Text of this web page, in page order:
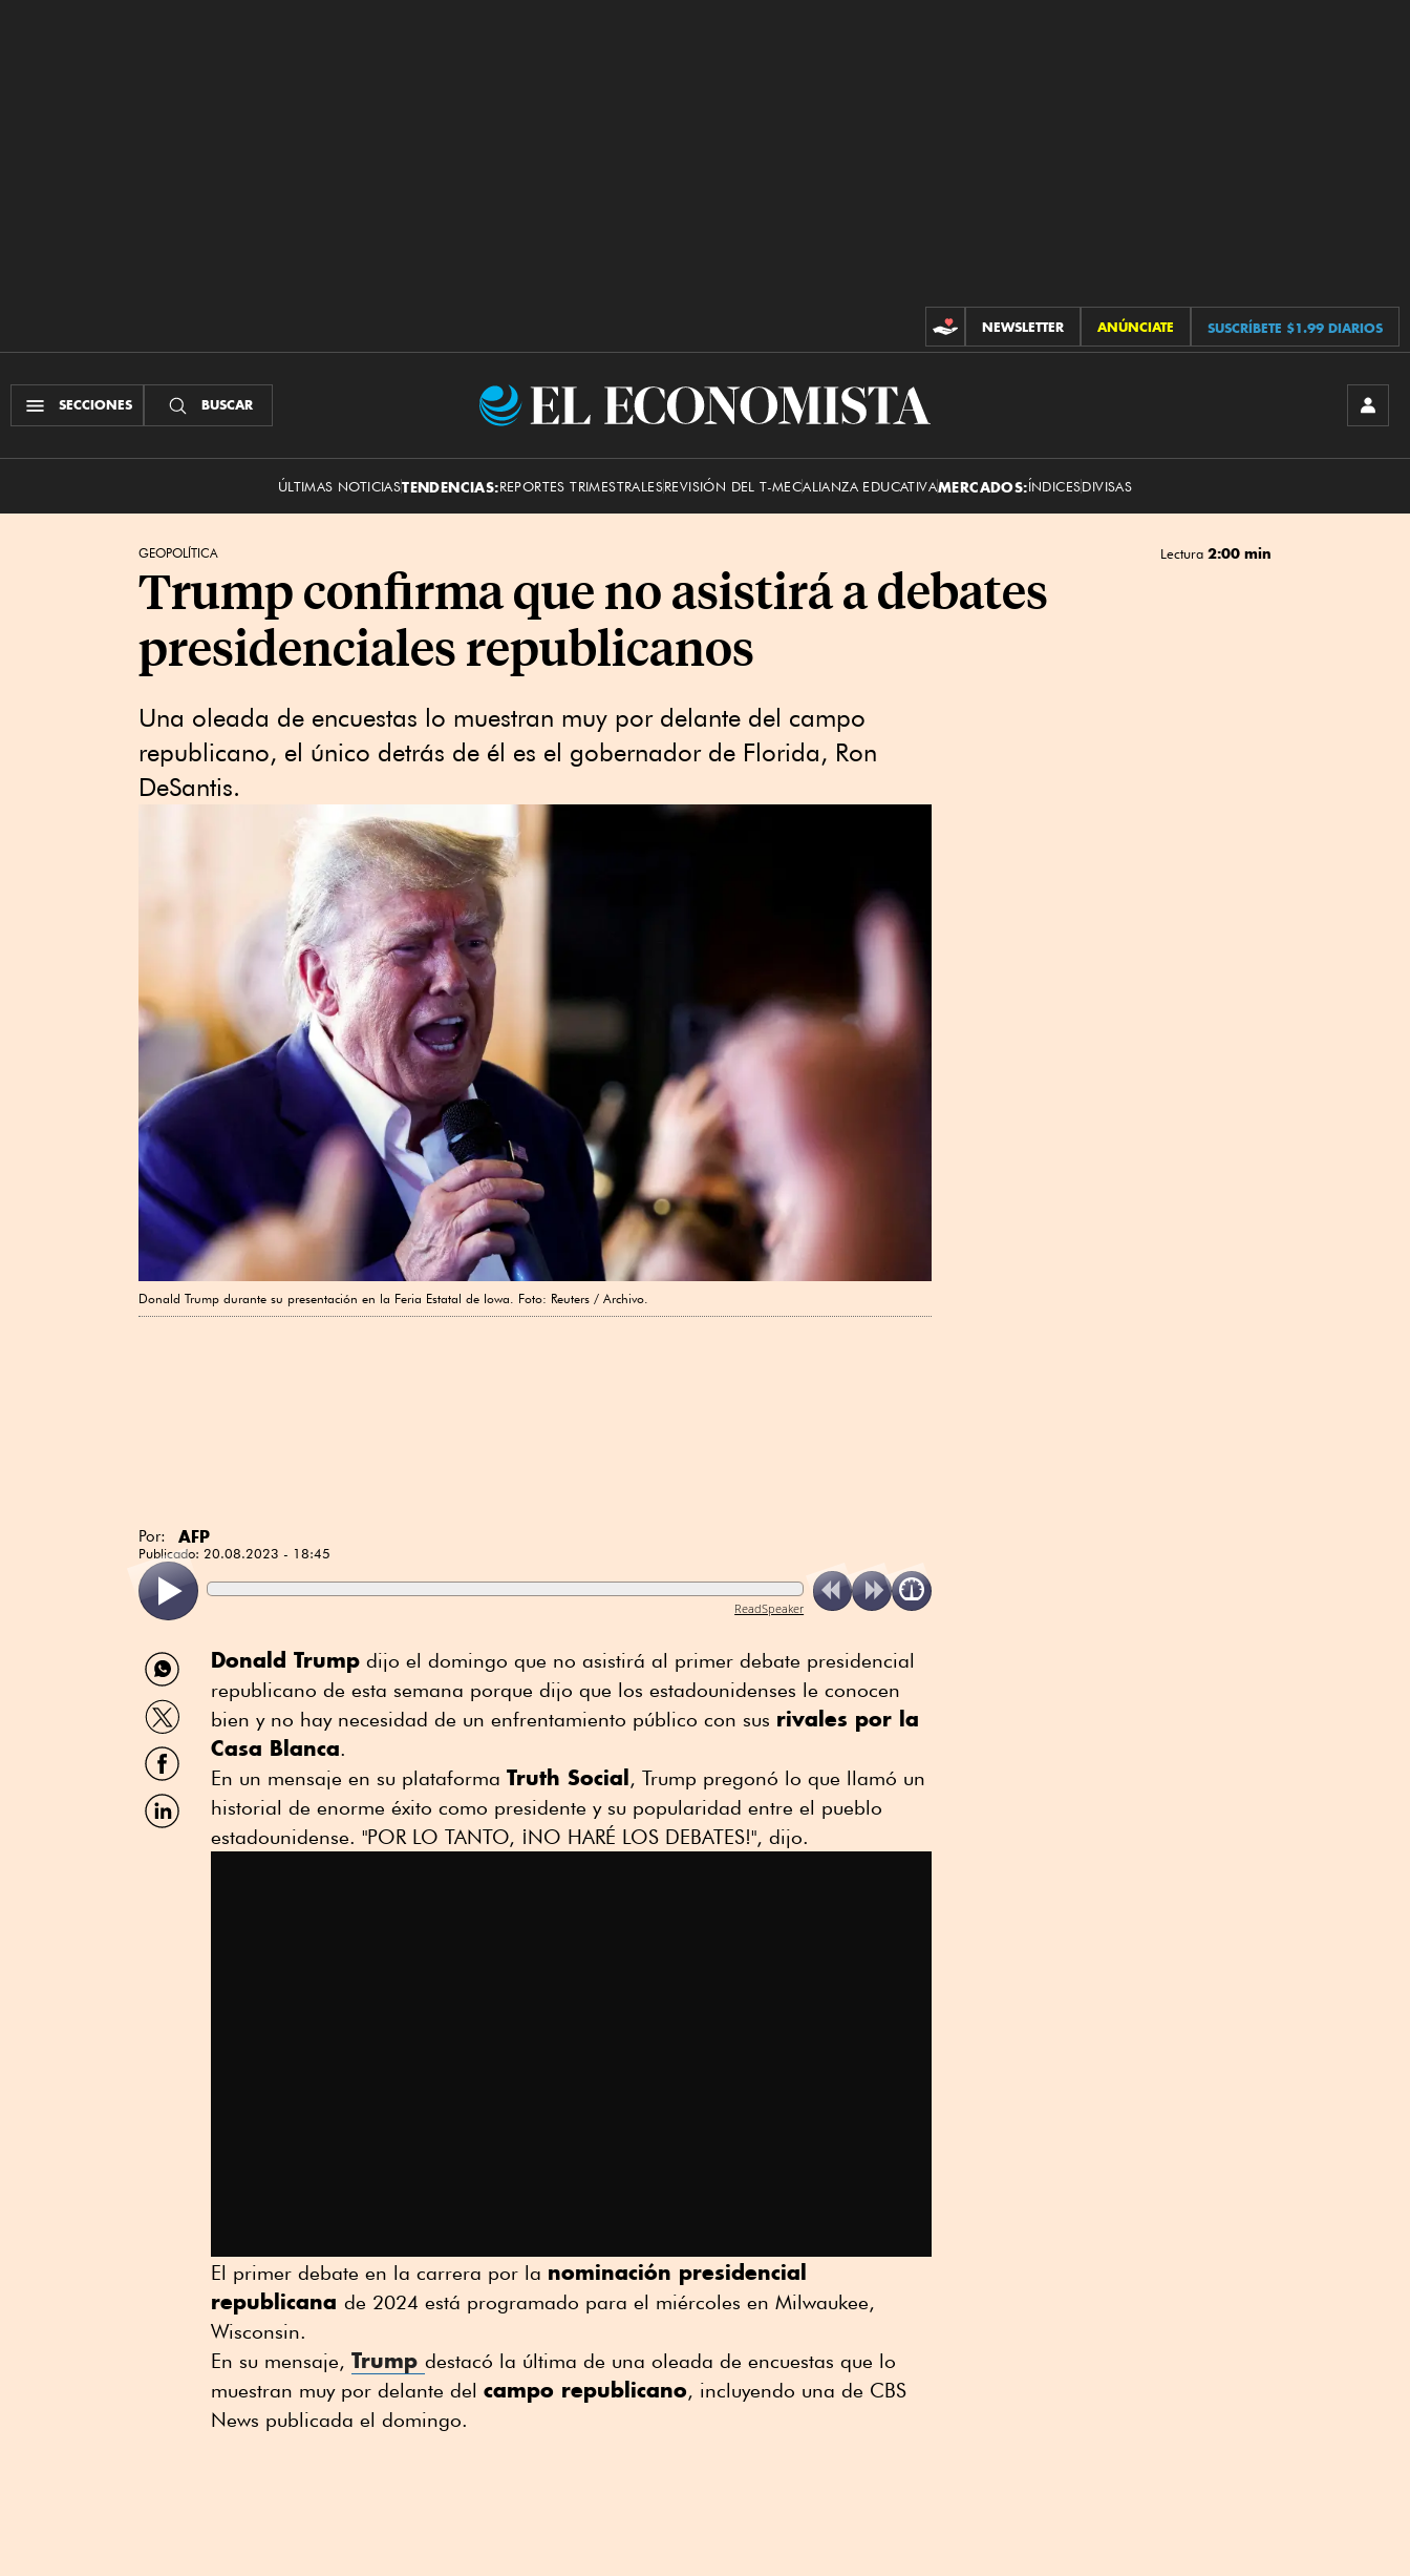
CONTRIBUCIONES
NEWSLETTER ANÚNCIATE SUSCRÍBETE $1.99 DIARIOS
SECCIONES BUSCAR
El
ÚLTIMAS NOTICIASTENDENCIAS:REPORTES TRIMESTRALESREVISIÓN DEL T-MECALIANZA EDUCATIVAMERCADOS:ÍNDICESDIVISAS
GEOPOLÍTICA Lectura 2:00 min
Trump confirma que no asistirá a debates
presidenciales republicanos
Una oleada de encuestas lo muestran muy por delante del campo
republicano, el único detrás de él es el gobernador de Florida, Ron
DeSantis.
Donald Trump durante su presentación en la Feria Estatal de Iowa. Foto: Reuters / Archivo.
Por: AFP
Publicado: 20.08.2023 - 18:45
ReadSpeaker
Compartir
por
WhatsApp
Compartir
por
Twitter
Compartir
por
Facebook
Compartir
por
Donald Trump dijo el domingo que no asistirá al primer debate presidencial
republicano de esta semana porque dijo que los estadounidenses le conocen
bien y no hay necesidad de un enfrentamiento público con sus rivales por la
Casa Blanca.
En un mensaje en su plataforma Truth Social, Trump pregonó lo que llamó un
historial de enorme éxito como presidente y su popularidad entre el pueblo
estadounidense. "POR LO TANTO, ¡NO HARÉ LOS DEBATES!", dijo.
El primer debate en la carrera por la nominación presidencial
republicana de 2024 está programado para el miércoles en Milwaukee,
Wisconsin.
En su mensaje, Trump destacó la última de una oleada de encuestas que lo
muestran muy por delante del campo republicano, incluyendo una de CBS
News publicada el domingo.